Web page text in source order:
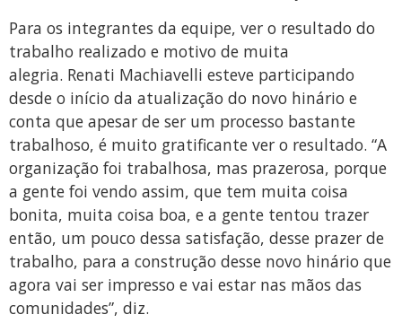
Para os integrantes da equipe, ver o resultado do
trabalho realizado e motivo de muita
alegria. Renati Machiavelli esteve participando
desde o início da atualização do novo hinário e
conta que apesar de ser um processo bastante
trabalhoso, é muito gratificante ver o resultado. “A
organização foi trabalhosa, mas prazerosa, porque
a gente foi vendo assim, que tem muita coisa
bonita, muita coisa boa, e a gente tentou trazer
então, um pouco dessa satisfação, desse prazer de
trabalho, para a construção desse novo hinário que
agora vai ser impresso e vai estar nas mãos das
comunidades”, diz.